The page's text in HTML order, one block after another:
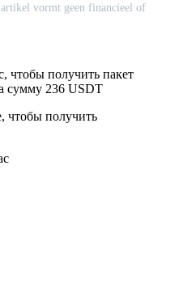
vormt geen financieel of
чтобы получить пакет
сумму 236 USDT
чтобы получить